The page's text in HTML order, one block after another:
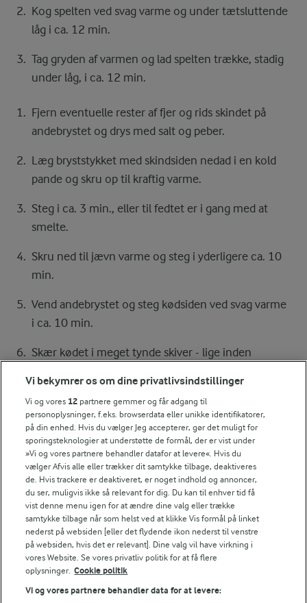
Kog spelten ved svag varme og under tætsluttende
låg i ca. 12 min.
Tag gryden af varmen og lad spelten trække, stadig
under låg, i ca. 12 min.
Fjern eventuelle rester af fjer og rids skindet på
andebrystet og drys med salt og peber.
Læg bryststykket med skindsiden nedad i en kold
pande og skru op til kraftig varme.
Steg i ca. 3 min., eller til fedtet er i gang med at
smelte.
Skru ned til jævn varme og steg i yderligere ca. 10
min.
Vend andebrystet og steg kødsiden ved svag varme
i ca. 10 min.
Skær kødet i meget tynde skiver - lige inden
Lad imens smørret smelte i en gryde ved kraftig
varme, men uden at det bruner. Svits løgene ved
kraftig varme i ca. 2 min. Tilsæt eddike, sukker, salt og
peber. Kog løgene ved jævn varme og under låg i ca.
10 min. Tag låget af gryden og kog løgene ved kraftig
varme i ca. 1 min. eller til eddiken er fordampet.
Vend den varme perlespelt med hytteost, rå løg og
persille (gem lidt til pynt). Kom speltkernerne i et fad
og anret de glaserede løg på toppen. Server
andebrystet ved siden af.
Vi bekymrer os om dine privatlivsindstillinger
Vi og vores 12 partnere gemmer og får adgang til
personoplysninger, f.eks. browserdata eller unikke identifikatorer,
på din enhed. Hvis du vælger Jeg accepterer, gør det muligt for
sporingsteknologier at understøtte de formål, der er vist under
»Vi og vores partnere behandler datafor at levere«. Hvis du
vælger Afvis alle eller trækker dit samtykke tilbage, deaktiveres
de. Hvis trackere er deaktiveret, er noget indhold og annoncer,
du ser, muligvis ikke så relevant for dig. Du kan til enhver tid få
vist denne menu igen for at ændre dine valg eller trække
samtykke tilbage når som helst ved at klikke Vis formål på linket
nederst på websiden [eller det flydende ikon nederst til venstre
på websiden, hvis det er relevant]. Dine valg vil have virkning i
vores Website. Se vores privatliv politik for at få flere
oplysninger. Cookie politik
Vi og vores partnere behandler data for at levere: